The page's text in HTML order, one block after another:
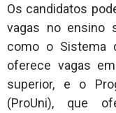
Os candidatos
vagas no ensino
como o Sistema
oferece vagas
superior, e o
(ProUni), que